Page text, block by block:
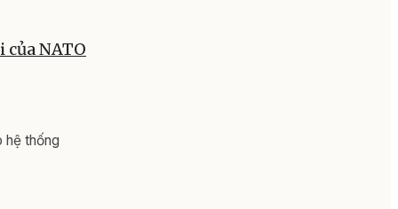
NATO
hệ thống